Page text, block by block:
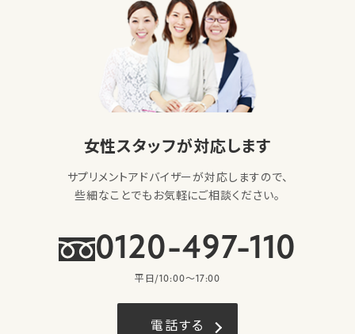
女性スタッフが対応します
サプリメントアドバイザーが対応しますので、
些細なことでもお気軽にご相談ください。
0120-497-110
平日/10:00〜17:00
電話する